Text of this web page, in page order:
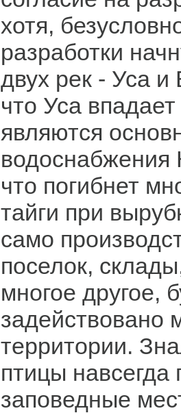
хотя,
разработки
двух рек - Уса
что Уса
являются
водоснабжения
что погибнет
тайги при
само
поселок,
многое другое,
задействовано
территории.
птицы навсегда
заповедные